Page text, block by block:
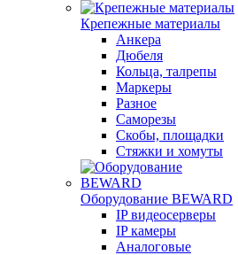
Крепежные материалы
Анкера
Дюбеля
Кольца, талрепы
Маркеры
Разное
Саморезы
Скобы, площадки
Стяжки и хомуты
Оборудование BEWARD
IP видеосерверы
IP камеры
Аналоговые